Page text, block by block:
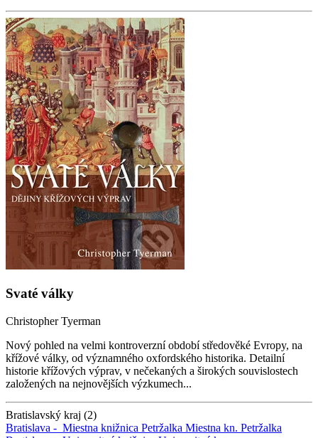
Svaté války
Christopher Tyerman
Nový pohled na velmi kontroverzní období středověké Evropy, na
křížové války, od významného oxfordského historika. Detailní
historie křížových výprav, v nečekaných a širokých souvislostech
založených na nejnovějších výzkumech...
Bratislavský kraj (2)
Bratislava - Miestna knižnica Petržalka Miestna kn. Petržalka